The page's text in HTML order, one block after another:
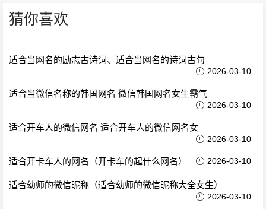
猜你喜欢
适合当网名的励志古诗词、适合当网名的诗词古句
2026-03-10
适合当微信名称的韩国网名 微信韩国网名女生霸气
2026-03-10
适合开车人的微信网名 适合开车人的微信网名女
2026-03-10
适合开卡车人的网名（开卡车的起什么网名） 2026-03-10
适合幼师的微信昵称（适合幼师的微信昵称大全女生）
2026-03-10